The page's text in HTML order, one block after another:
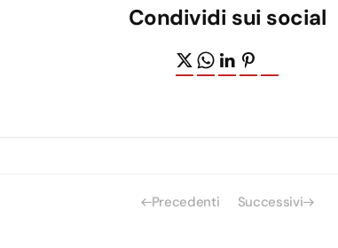
Condividi sui social
Precedenti Successivi